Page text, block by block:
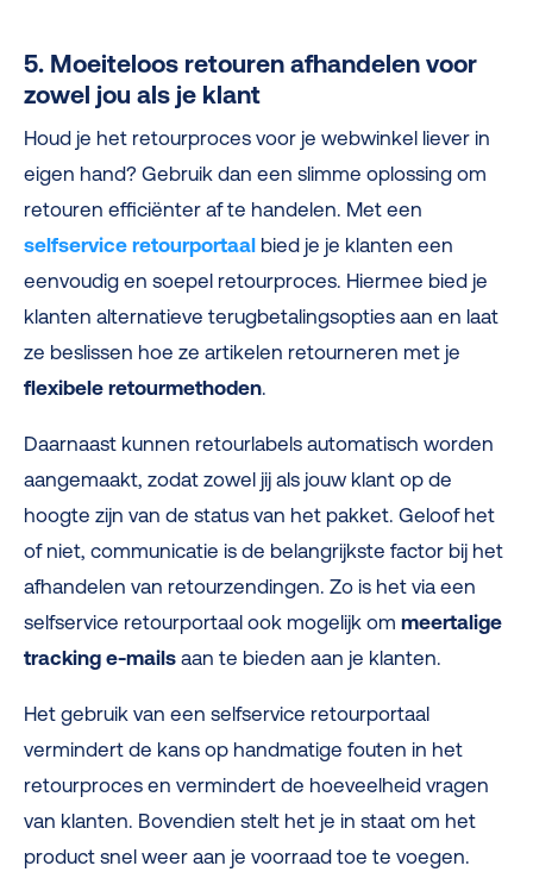
5. Moeiteloos retouren afhandelen voor
zowel jou als je klant
Houd je het retourproces voor je webwinkel liever in
eigen hand? Gebruik dan een slimme oplossing om
retouren efficiënter af te handelen. Met een
selfservice retourportaal bied je je klanten een
eenvoudig en soepel retourproces. Hiermee bied je
klanten alternatieve terugbetalingsopties aan en laat
ze beslissen hoe ze artikelen retourneren met je
flexibele retourmethoden.
Daarnaast kunnen retourlabels automatisch worden
aangemaakt, zodat zowel jij als jouw klant op de
hoogte zijn van de status van het pakket. Geloof het
of niet, communicatie is de belangrijkste factor bij het
afhandelen van retourzendingen. Zo is het via een
selfservice retourportaal ook mogelijk om meertalige
tracking e-mails aan te bieden aan je klanten.
Het gebruik van een selfservice retourportaal
vermindert de kans op handmatige fouten in het
retourproces en vermindert de hoeveelheid vragen
van klanten. Bovendien stelt het je in staat om het
product snel weer aan je voorraad toe te voegen.